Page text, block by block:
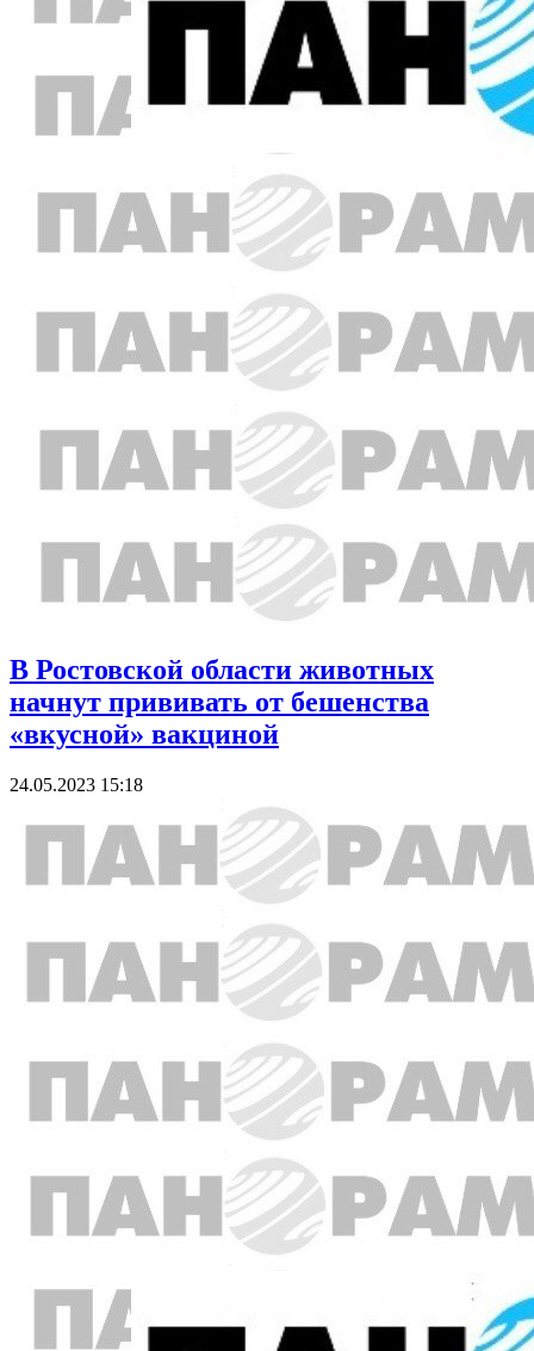
В Ростовской области животных
начнут прививать от бешенства
«вкусной» вакциной
24.05.2023 15:18